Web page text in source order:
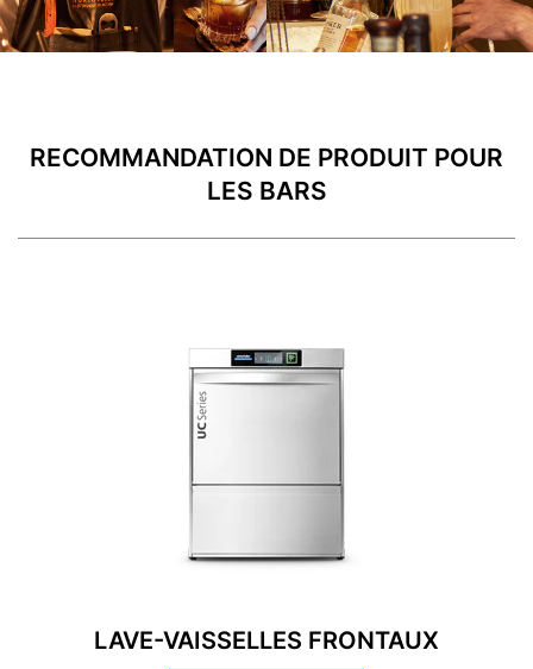
RECOMMANDATION DE PRODUIT POUR
LES BARS
LAVE-VAISSELLES FRONTAUX